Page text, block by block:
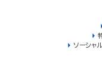
ソーシャ